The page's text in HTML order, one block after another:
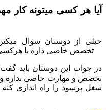
آیا هر کسی میتونه
خیلی از دوستان سوال
تخصص خاصی داره یا هرکسی
در جواب این دوستان باید
تخصص و مهارت خاصی نداره و
شغل پرسود را راه اندازی